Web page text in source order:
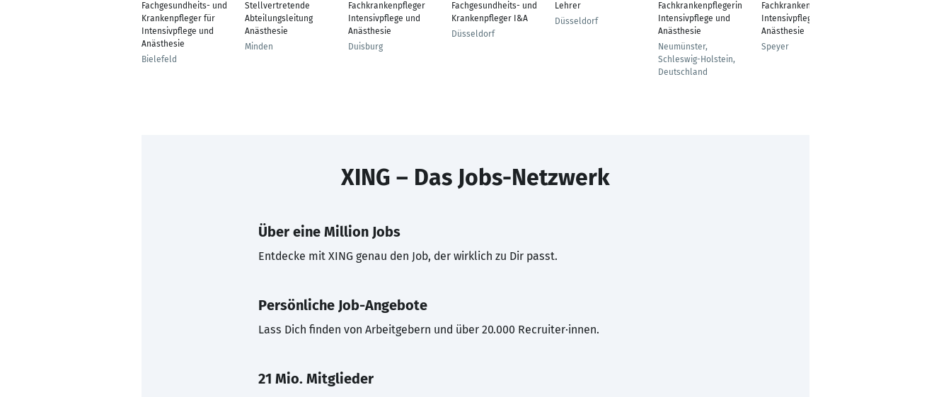
Fachgesundheits- und
Krankenpfleger für
Intensivpflege und
Anästhesie
Bielefeld
Stellvertretende
Abteilungsleitung
Anästhesie
Minden
Fachkrankenpfleger
Intensivpflege und
Anästhesie
Duisburg
Fachgesundheits- und
Krankenpfleger I&A
Düsseldorf
Lehrer
Düsseldorf
Fachkrankenpflegerin
Intensivpflege und
Anästhesie
Neumünster,
Schleswig-Holstein,
Deutschland
Fachkrankenpfleger
Intensivpflege und
Anästhesie
Speyer
XING – Das Jobs-Netzwerk
Über eine Million Jobs
Entdecke mit XING genau den Job, der wirklich zu Dir passt.
Persönliche Job-Angebote
Lass Dich finden von Arbeitgebern und über 20.000 Recruiter·innen.
21 Mio. Mitglieder